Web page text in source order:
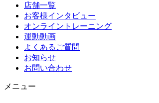
店舗一覧
お客様インタビュー
オンライントレーニング
運動動画
よくあるご質問
お知らせ
お問い合わせ
メニュー